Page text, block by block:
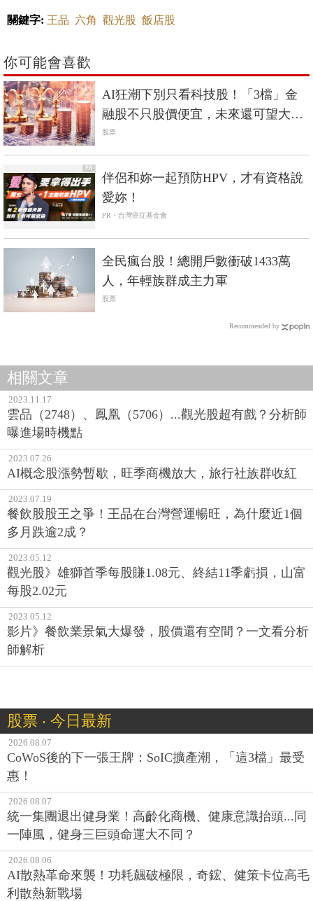
關鍵字: 王品 六角 觀光股 飯店股
你可能會喜歡
AI狂潮下別只看科技股！「3檔」金
融股不只股價便宜，未來還可望大暴
漲？
股票
PR
伴侶和妳一起預防HPV，才有資格說
愛妳！
PR・台灣癌症基金會
全民瘋台股！總開戶數衝破1433萬
人，年輕族群成主力軍
股票
Recommended by
相關文章
2023.11.17
雲品（2748）、鳳凰（5706）...觀光股超有戲？分析師
曝進場時機點
2023.07.26
AI概念股漲勢暫歇，旺季商機放大，旅行社族群收紅
2023.07.19
餐飲股股王之爭！王品在台灣營運暢旺，為什麼近1個
多月跌逾2成？
2023.05.12
觀光股》雄獅首季每股賺1.08元、終結11季虧損，山富
每股2.02元
2023.05.12
影片》餐飲業景氣大爆發，股價還有空間？一文看分析
師解析
股票 ‧ 今日最新
2026.08.07
CoWoS後的下一張王牌：SoIC擴產潮，「這3檔」最受
惠！
2026.08.07
統一集團退出健身業！高齡化商機、健康意識抬頭...同
一陣風，健身三巨頭命運大不同？
2026.08.06
AI散熱革命來襲！功耗飆破極限，奇鋐、健策卡位高毛
利散熱新戰場